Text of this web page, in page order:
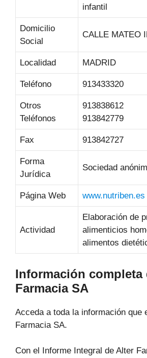
infantil
Domicilio
Social
CALLE MATEO
Localidad MADRID
Teléfono 913433320
Otros
Teléfonos
913838612
913842779
Fax 913842727
Forma
Jurídica
Sociedad
Página Web www.nutriben.es
Actividad
Elaboración de
alimenticios
alimentos
Información completa
Farmacia SA
Acceda a toda la información que
Farmacia SA.
Con el Informe Integral de Alter